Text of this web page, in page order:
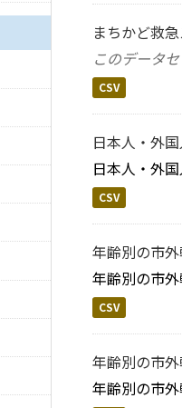
まちかど救急
このデータ
CSV
日本人・外
日本人・外
CSV
年齢別の市
年齢別の市外
CSV
年齢別の市
年齢別の市外